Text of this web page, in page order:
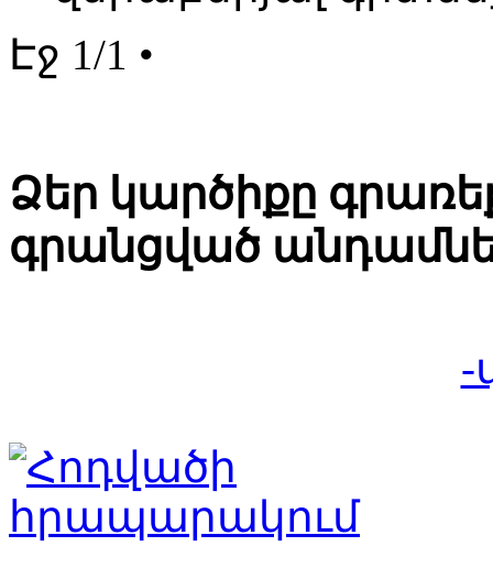
Էջ 1/1 •
Ձեր կարծիքը
գրանցված
-